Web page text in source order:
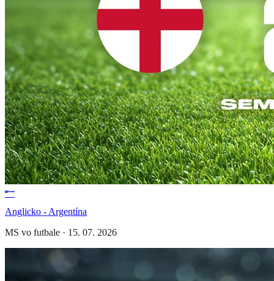
Anglicko - Argentína
MS vo futbale · 15. 07. 2026